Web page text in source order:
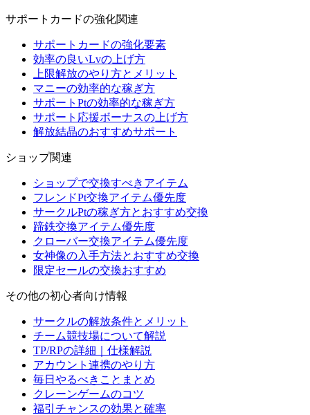
サポートカードの強化関連
サポートカードの強化要素
効率の良いLvの上げ方
上限解放のやり方とメリット
マニーの効率的な稼ぎ方
サポートPtの効率的な稼ぎ方
サポート応援ボーナスの上げ方
解放結晶のおすすめサポート
ショップ関連
ショップで交換すべきアイテム
フレンドPt交換アイテム優先度
サークルPtの稼ぎ方とおすすめ交換
蹄鉄交換アイテム優先度
クローバー交換アイテム優先度
女神像の入手方法とおすすめ交換
限定セールの交換おすすめ
その他の初心者向け情報
サークルの解放条件とメリット
チーム競技場について解説
TP/RPの詳細｜仕様解説
アカウント連携のやり方
毎日やるべきことまとめ
クレーンゲームのコツ
福引チャンスの効果と確率